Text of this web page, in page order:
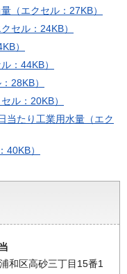
（エクセル：27KB）
セル：24KB）
）
：44KB）
28KB）
ル：20KB）
当たり工業用水量（エク
）
和区高砂三丁目15番1